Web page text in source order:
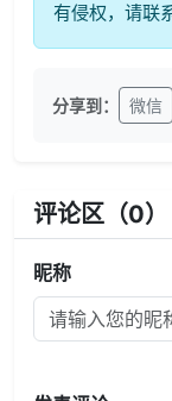
有侵权，请联
分享到： 微信
评论区（0）
昵称